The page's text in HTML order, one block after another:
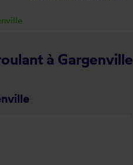
à Gargenville